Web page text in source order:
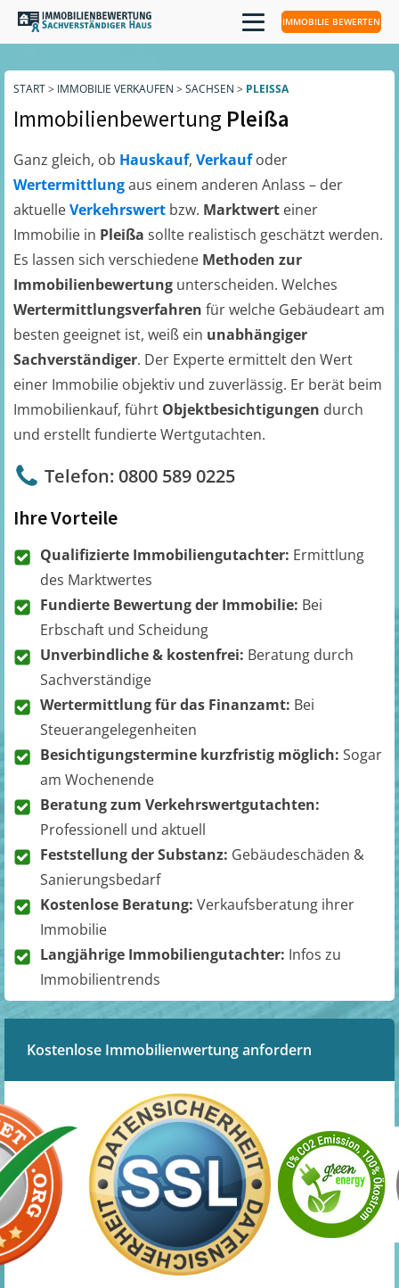
IMMOBILIE BEWERTEN
START> IMMOBILIE VERKAUFEN > SACHSEN > PLEISSA
Immobilienbewertung Pleißa
Ganz gleich, ob Hauskauf, Verkaufoder
Wertermittlungaus einem anderen Anlass – der
aktuelleVerkehrswert bzw. Marktwert einer
Immobilie in Pleißa sollte realistisch geschätzt werden.
Es lassen sich verschiedene Methoden zur
Immobilienbewertung unterscheiden. Welches
Wertermittlungsverfahren für welche Gebäudeart am
besten geeignet ist, weiß ein unabhängiger
Sachverständiger. Der Experte ermittelt den Wert
einer Immobilie objektiv und zuverlässig. Er berät beim
Immobilienkauf, führt Objektbesichtigungen durch
und erstellt fundierte Wertgutachten.
Telefon: 0800 589 0225
Ihre Vorteile
Qualifizierte Immobiliengutachter: Ermittlung
des Marktwertes
Fundierte Bewertung der Immobilie: Bei
Erbschaft und Scheidung
Unverbindliche & kostenfrei: Beratung durch
Sachverständige
Wertermittlung für das Finanzamt: Bei
Steuerangelegenheiten
Besichtigungstermine kurzfristig möglich: Sogar
am Wochenende
Beratung zum Verkehrswertgutachten:
Professionell und aktuell
Feststellung der Substanz: Gebäudeschäden &
Sanierungsbedarf
Kostenlose Beratung: Verkaufsberatung ihrer
Immobilie
Langjährige Immobiliengutachter: Infos zu
Immobilientrends
Kostenlose Immobilienwertung anfordern